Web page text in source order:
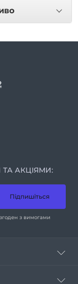
АКЦІЯМИ:
Підпишіться
згоден з вимогами